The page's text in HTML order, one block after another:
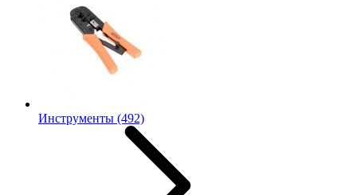
Инструменты (492)